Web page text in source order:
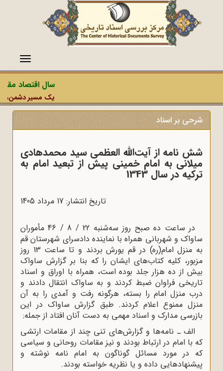
منو
سال اقتصاد
یک مسیر دشمن،
شرحی بر اسناد
شش نامه از آیت‌الله العظمی سید محمدهادی
میلانی به امام خمینی پیش از تبعید امام به
ترکیه در سال 1343
تاریخ انتشار: 17 مرداد 1405
در ساعت ده صبح روز سه‌شنبه 22 / 8 / 46 مأموران
ساواک و شهربانى همراه با نماینده دادسراى شهرستان قم
به منزل امام(ره) در قم یورش بردند و تا ساعت 13 روز
مزبور، کلیه کتاب‌هاى ایشان را که بنا بر گزارش ساواک
بیش از ده هزار جلد بوده است، همراه با اوراق و اسناد
تاریخى فراوان ضبط کردند و به ساواک انتقال دادند و
درب منزل امام را بسته، هرگونه رفت و آمدى را به آن
منزل ممنوع اعلام کردند. طبق گزارش ساواک در این
بازرسى مدارک و اسناد مهمى به دست آنان افتاد از جمله:
الف ـ نامه‌ها و گزارش‌های تنى چند از مقامات ارتشى
که با امام در ارتباط بودند و نیز مقامات روحانى و سیاسى
که در مورد مسائل گوناگون به امام نامه نوشته و
پیشنهادهایى داده و یا نظریه خواسته بودند.